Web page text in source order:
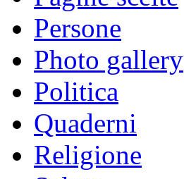
Persone
Photo gallery
Politica
Quaderni
Religione